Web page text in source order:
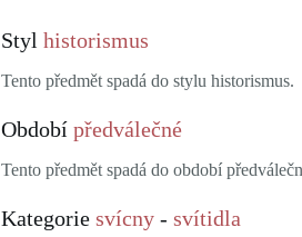
Styl historismus
Tento předmět spadá do stylu historismus.
Období předválečné
Tento předmět spadá do období
Kategorie svícny- svítidla